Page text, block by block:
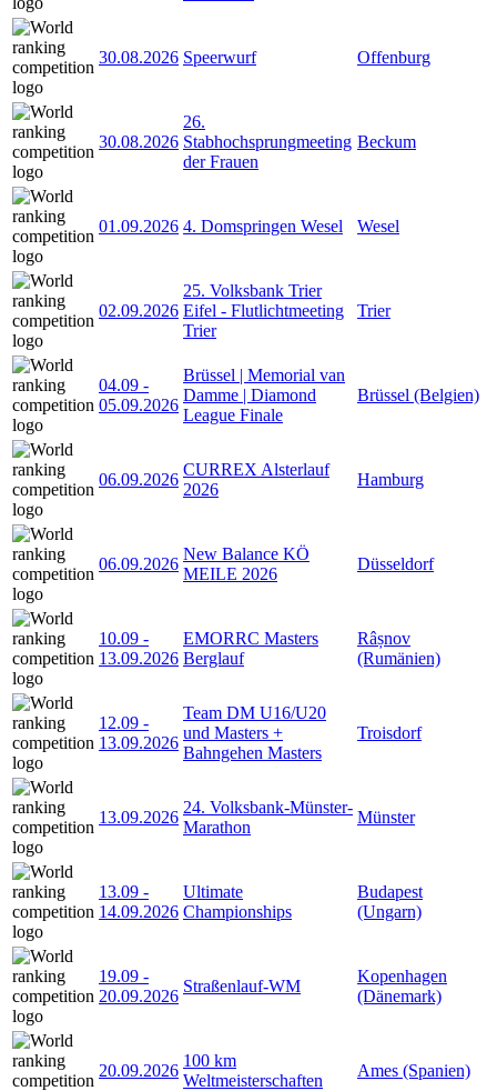
30.08.2026 Speerwurf Offenburg
30.08.2026
26.
Stabhochsprungmeeting
der Frauen
Beckum
01.09.2026 4. Domspringen Wesel Wesel
02.09.2026
25. Volksbank Trier
Eifel - Flutlichtmeeting
Trier
Trier
04.09 -
05.09.2026
Brüssel | Memorial van
Damme | Diamond
League Finale
Brüssel (Belgien)
06.09.2026
CURREX Alsterlauf
2026
Hamburg
06.09.2026
New Balance KÖ
MEILE 2026
Düsseldorf
10.09 -
13.09.2026
EMORRC Masters
Berglauf
Râșnov
(Rumänien)
12.09 -
13.09.2026
Team DM U16/U20
und Masters +
Bahngehen Masters
Troisdorf
13.09.2026
24. Volksbank-Münster-
Marathon
Münster
13.09 -
14.09.2026
Ultimate
Championships
Budapest
(Ungarn)
19.09 -
20.09.2026
Straßenlauf-WM
Kopenhagen
(Dänemark)
20.09.2026
100 km
Weltmeisterschaften
Ames (Spanien)